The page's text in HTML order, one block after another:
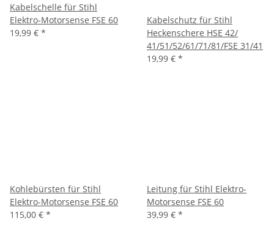
Kabelschelle für Stihl
Elektro-Motorsense FSE 60
19,99 € *
Kabelschutz für Stihl
Heckenschere HSE 42/
41/51/52/61/71/81/FSE 31/41
19,99 € *
Kohlebürsten für Stihl
Elektro-Motorsense FSE 60
115,00 € *
Leitung für Stihl Elektro-
Motorsense FSE 60
39,99 € *